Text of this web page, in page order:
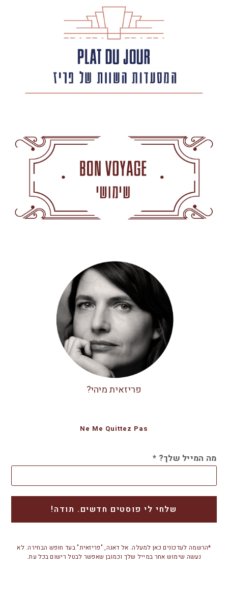
פריזאית מיהי?
Ne Me Quittez Pas
מה המייל שלך? *
*הרשמה לעדכונים כאן למעלה. אל דאגה, "פריזאית" בעד חופש הבחירה. לא
נעשה שימוש אחר במייל שלך וכמובן שאפשר לבטל רישום בכל עת.